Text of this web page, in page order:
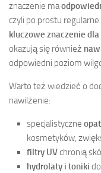
znaczenie ma
czyli po prostu regularne
kluczowe znaczenie
okazują się również
odpowiedni poziom
Warto też wiedzieć o
nawilżenie:
specjalistyczne
kosmetyków,
filtry UVchronią
hydrolaty i toniki